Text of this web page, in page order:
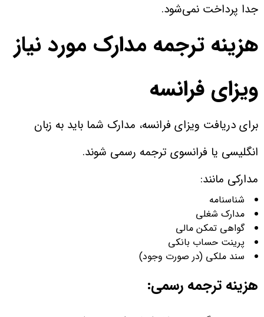
جدا پرداخت نمی‌شود.
هزینه ترجمه مدارک مورد نیاز
ویزای فرانسه
برای دریافت ویزای فرانسه، مدارک شما باید به زبان
انگلیسی یا فرانسوی ترجمه رسمی شوند.
مدارکی مانند:
شناسنامه
مدارک شغلی
گواهی تمکن مالی
پرینت حساب بانکی
سند ملکی (در صورت وجود)
هزینه ترجمه رسمی: